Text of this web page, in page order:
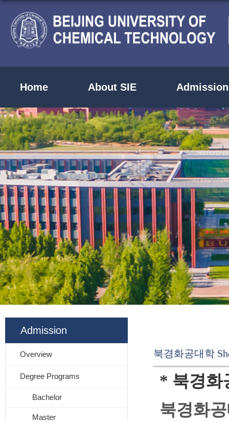
Home About SIE Admission
Admission
Overview
Degree Programs
Bachelor
Master
북경화공대학
* 북경화
북경화